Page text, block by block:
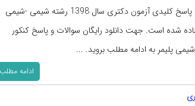
دفترچه سوالات و پاسخ کلیدی آزمون دکتری سال 1398 رشته شیمی -شیمی
شده است. جهت دانلود رایگان سوالات و پاسخ کنکور
ادامه